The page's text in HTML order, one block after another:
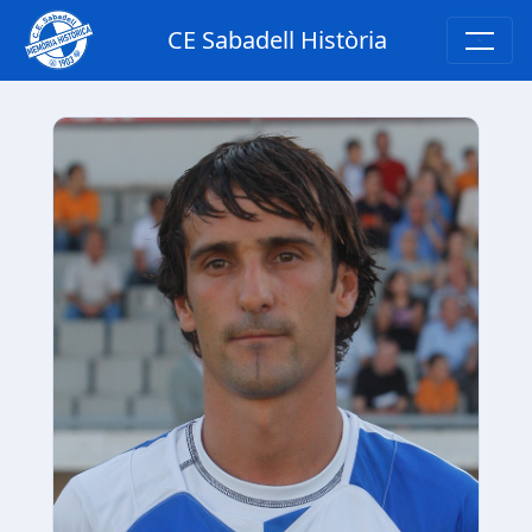
CE Sabadell Història